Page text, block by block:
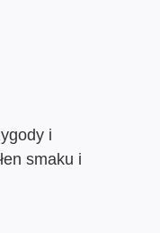
i
smaku i